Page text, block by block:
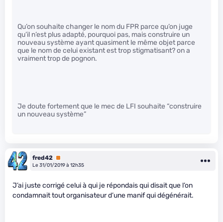
Qu’on souhaite changer le nom du FPR parce qu’on juge
qu’il n’est plus adapté, pourquoi pas, mais construire un
nouveau système ayant quasiment le même objet parce
que le nom de celui existant est trop stigmatisant? on a
vraiment trop de pognon.
Je doute fortement que le mec de LFI souhaite “construire
un nouveau système”
fred42 Premium
Le 31/01/2019 à 12h35
J’ai juste corrigé celui à qui je répondais qui disait que l’on
condamnait tout organisateur d’une manif qui dégénérait.